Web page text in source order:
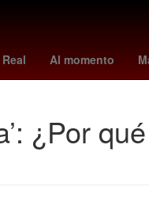
Al momento
milan tubi Rosario
¿Por